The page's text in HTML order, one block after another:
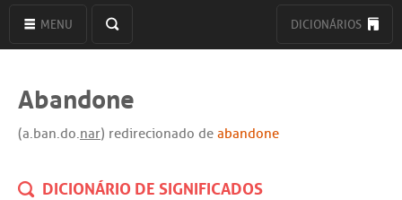
MENU DICIONÁRIOS
Abandone
(a.ban.do.nar) redirecionado de abandone
DICIONÁRIO DE SIGNIFICADOS